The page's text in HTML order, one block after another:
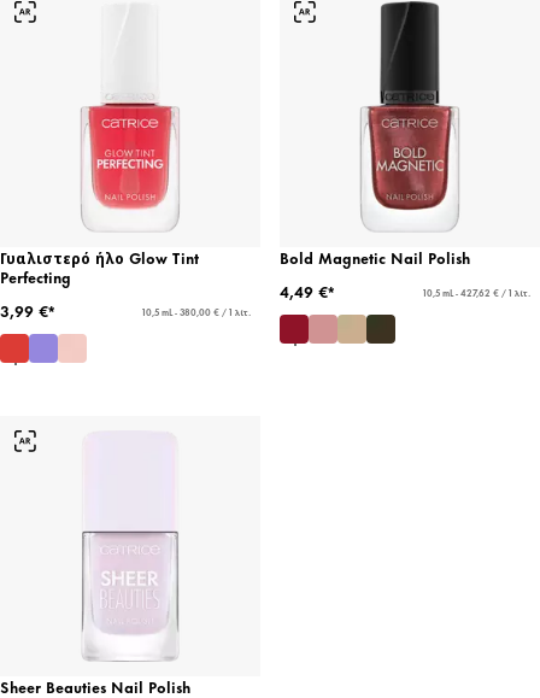
Γυαλιστερό ήλο Glow Tint
Perfecting
3,99 €*
10,5 mL - 380,00 € / 1 λίτ.
Bold Magnetic Nail Polish
4,49 €*
10,5 mL - 427,62 € / 1 λίτ.
Sheer Beauties Nail Polish